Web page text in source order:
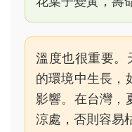
溫度也很重要。
的環境中生長，
影響。在台灣，
涼處，否則容易